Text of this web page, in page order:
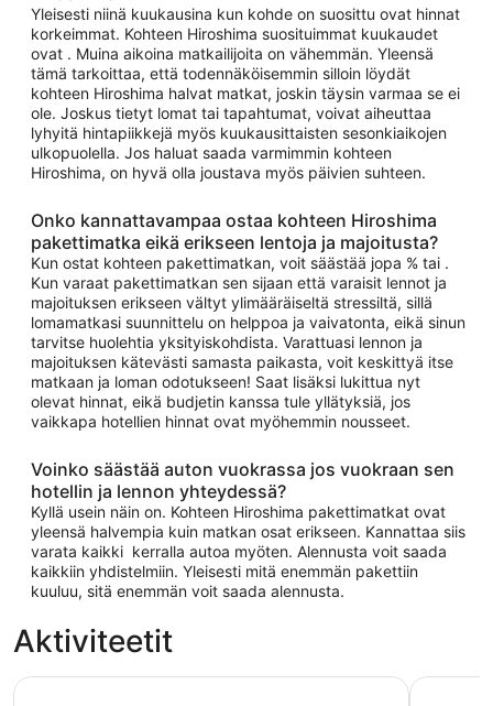
Yleisesti niinä kuukausina kun kohde on suosittu ovat hinnat
korkeimmat. Kohteen Hiroshima suosituimmat kuukaudet
ovat . Muina aikoina matkailijoita on vähemmän. Yleensä
tämä tarkoittaa, että todennäköisemmin silloin löydät
kohteen Hiroshima halvat matkat, joskin täysin varmaa se ei
ole. Joskus tietyt lomat tai tapahtumat, voivat aiheuttaa
lyhyitä hintapiikkejä myös kuukausittaisten sesonkiaikojen
ulkopuolella. Jos haluat saada varmimmin kohteen
Hiroshima, on hyvä olla joustava myös päivien suhteen.
Onko kannattavampaa ostaa kohteen Hiroshima
pakettimatka eikä erikseen lentoja ja majoitusta?
Kun ostat kohteen pakettimatkan, voit säästää jopa % tai .
Kun varaat pakettimatkan sen sijaan että varaisit lennot ja
majoituksen erikseen vältyt ylimääräiseltä stressiltä, sillä
lomamatkasi suunnittelu on helppoa ja vaivatonta, eikä sinun
tarvitse huolehtia yksityiskohdista. Varattuasi lennon ja
majoituksen kätevästi samasta paikasta, voit keskittyä itse
matkaan ja loman odotukseen! Saat lisäksi lukittua nyt
olevat hinnat, eikä budjetin kanssa tule yllätyksiä, jos
vaikkapa hotellien hinnat ovat myöhemmin nousseet.
Voinko säästää auton vuokrassa jos vuokraan sen
hotellin ja lennon yhteydessä?
Kyllä usein näin on. Kohteen Hiroshima pakettimatkat ovat
yleensä halvempia kuin matkan osat erikseen. Kannattaa siis
varata kaikki kerralla autoa myöten. Alennusta voit saada
kaikkiin yhdistelmiin. Yleisesti mitä enemmän pakettiin
kuuluu, sitä enemmän voit saada alennusta.
Aktiviteetit
Hiroshima:Visit Tourist Pass (1, 2, 3vrk ja 3vrk keskialue)